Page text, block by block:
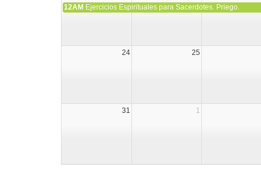
12AM Ejercicios Espirituales para Sacerdotes. Priego.
24 25
31 1